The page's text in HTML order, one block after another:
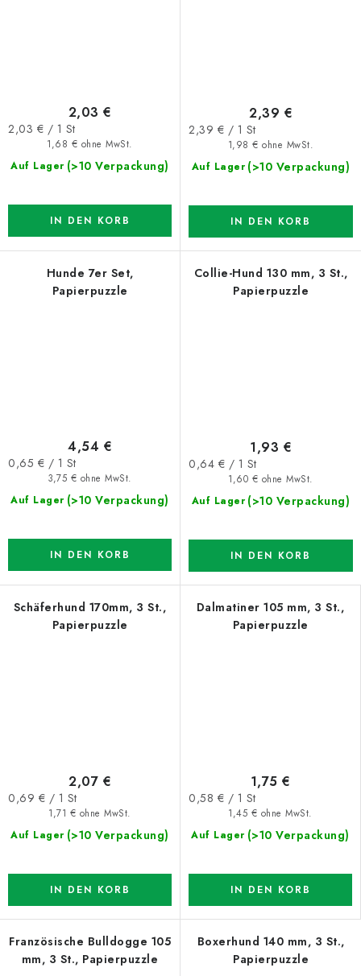
Auf Lager (>10 Verpackung)
1,68 € ohne MwSt.
2,03 €
Verkaufspreis:
2,03 € / 1 St
IN DEN KORB
Auf Lager (>10 Verpackung)
1,98 € ohne MwSt.
2,39 €
Verkaufspreis:
2,39 € / 1 St
IN DEN KORB
Hunde 7er Set,
Papierpuzzle
Auf Lager (>10 Verpackung)
3,75 € ohne MwSt.
4,54 €
Verkaufspreis:
0,65 € / 1 St
IN DEN KORB
Collie-Hund 130 mm, 3 St.,
Papierpuzzle
Auf Lager (>10 Verpackung)
1,60 € ohne MwSt.
1,93 €
Verkaufspreis:
0,64 € / 1 St
IN DEN KORB
Schäferhund 170mm, 3 St.,
Papierpuzzle
Auf Lager (>10 Verpackung)
1,71 € ohne MwSt.
2,07 €
Verkaufspreis:
0,69 € / 1 St
IN DEN KORB
Dalmatiner 105 mm, 3 St.,
Papierpuzzle
Auf Lager (>10 Verpackung)
1,45 € ohne MwSt.
1,75 €
Verkaufspreis:
0,58 € / 1 St
IN DEN KORB
Französische Bulldogge 105
mm, 3 St., Papierpuzzle
Boxerhund 140 mm, 3 St.,
Papierpuzzle